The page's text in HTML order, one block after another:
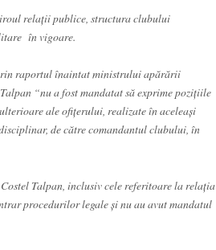
relaţii publice, structura clubului
în vigoare.
raportul înaintat ministrului apărării
“nu a fost mandatat să exprime pozițiile
ale ofițerului, realizate în aceleași
de către comandantul clubului, în
Talpan, inclusiv cele referitoare la relația
procedurilor legale și nu au avut mandatul